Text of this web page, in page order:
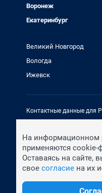
Воронеж
Екатеринбург
Великий Новгород
Вологда
Ижевск
Контактные данные для
Контактные данные для
Техподдержка:
На информационном
применяются cookie-
Оставаясь на сайте,
свое согласие на их